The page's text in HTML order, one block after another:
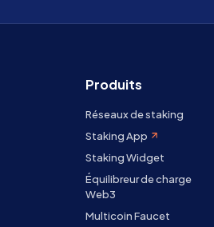
Produits
Réseaux de staking
Staking App
Staking Widget
Équilibreur de charge
Web3
Multicoin Faucet